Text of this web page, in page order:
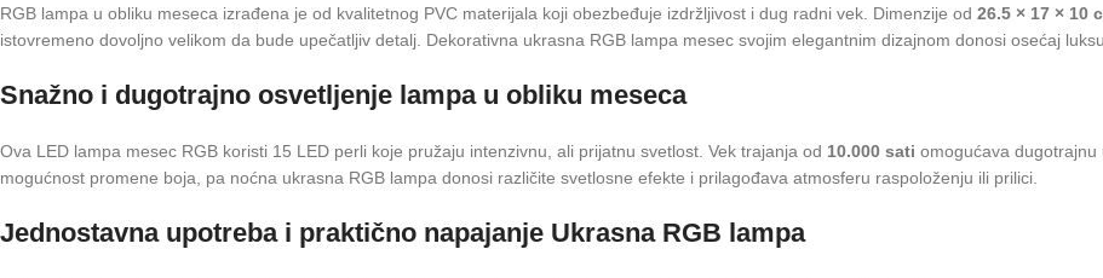
RGB lampa u obliku meseca izrađena je od kvalitetnog PVC materijala koji obezbeđuje izdržljivost i dug radni vek. Dimenzije od 26.5 × 17 × 10
istovremeno dovoljno velikom da bude upečatljiv detalj. Dekorativna ukrasna RGB lampa mesec svojim elegantnim dizajnom donosi osećaj
Snažno i dugotrajno osvetljenje lampa u obliku meseca
Ova LED lampa mesec RGB koristi 15 LED perli koje pružaju intenzivnu, ali prijatnu svetlost. Vek trajanja od 10.000 sati omogućava
mogućnost promene boja, pa noćna ukrasna RGB lampa donosi različite svetlosne efekte i prilagođava atmosferu raspoloženju ili prilici.
Jednostavna upotreba i praktično napajanje Ukrasna RGB lampa